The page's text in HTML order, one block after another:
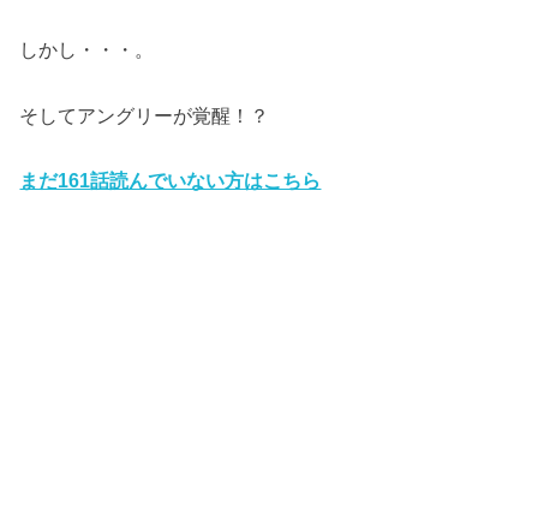
しかし・・・。
そしてアングリーが覚醒！？
まだ161話読んでいない方はこちら